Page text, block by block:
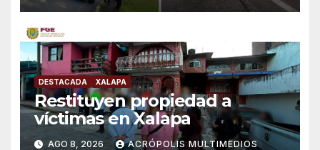
DESTACADA XALAPA
Restituyen propiedad a
víctimas en Xalapa
AGO 8, 2026 ACRÓPOLIS MULTIMEDIOS